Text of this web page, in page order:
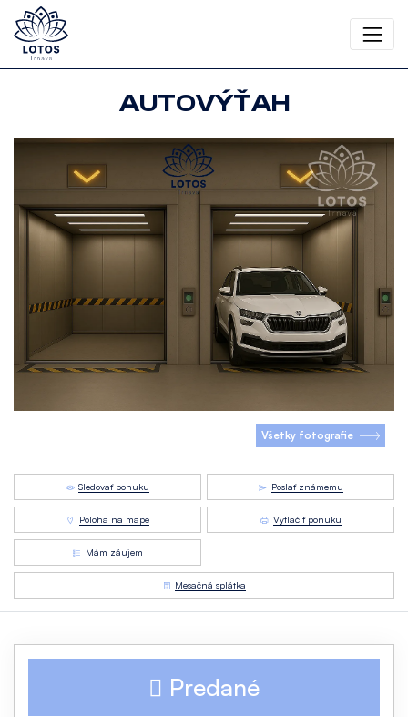
AUTOVÝŤAH
Všetky fotografie
Sledovať ponuku Poslať známemu
Poloha na mape Vytlačiť ponuku
Mám záujem
Mesačná splátka
Predané